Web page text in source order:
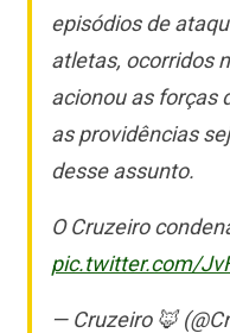
episódios de
atletas, ocorridos
acionou as forças
as providências
desse assunto.
O Cruzeiro
pic.twitter.com/
— Cruzeiro 🦊